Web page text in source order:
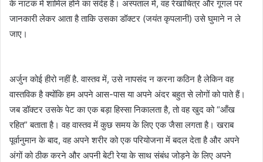
के नाटक में शामिल होने का संदेह है। अस्पताल में, वह रेखाचित्र और गूगल पर
जानकारी लेकर आता है ताकि उसका डॉक्टर (जयंत कृपलानी) उसे घुमाने न ले
जाए।
अर्जुन कोई हीरो नहीं है. वास्तव में, उसे नापसंद न करना कठिन है लेकिन वह
वास्तविक है क्योंकि हम अपने आस-पास या अपने अंदर बहुत से लोगों को पाते हैं।
जब डॉक्टर उसके पेट का एक बड़ा हिस्सा निकालता है, तो वह खुद को “आँख
रहित” बताता है। वह वास्तव में कुछ समय के लिए एक जैसा लगता है। खराब
पूर्वानुमान के बाद, वह अपने शरीर को एक परियोजना में बदल देता है और अपने
अंगों को ठीक करने और अपनी बेटी रेया के साथ संबंध जोड़ने के लिए अपने